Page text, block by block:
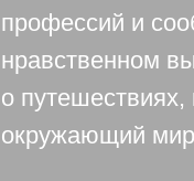
профессий и
нравственном
о путешествиях,
окружающий